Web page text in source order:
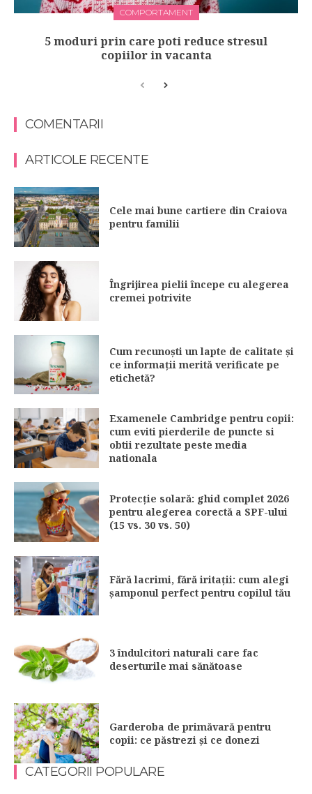
COMPORTAMENT
5 moduri prin care poti reduce stresul
copiilor in vacanta
COMENTARII
ARTICOLE RECENTE
Cele mai bune cartiere din Craiova
pentru familii
Îngrijirea pielii începe cu alegerea
cremei potrivite
Cum recunoști un lapte de calitate și
ce informații merită verificate pe
etichetă?
Examenele Cambridge pentru copii:
cum eviti pierderile de puncte si
obtii rezultate peste media
nationala
Protecție solară: ghid complet 2026
pentru alegerea corectă a SPF-ului
(15 vs. 30 vs. 50)
Fără lacrimi, fără iritații: cum alegi
șamponul perfect pentru copilul tău
3 îndulcitori naturali care fac
deserturile mai sănătoase
Garderoba de primăvară pentru
copii: ce păstrezi și ce donezi
CATEGORII POPULARE